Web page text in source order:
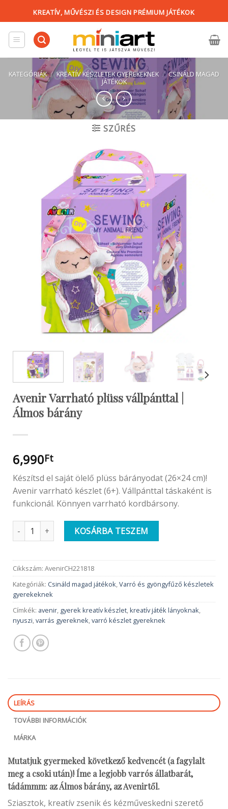
content
KREATÍV, MŰVÉSZI ÉS DESIGN PRÉMIUM JÁTÉKOK
KATEGÓRIÁK / KREATÍV KÉSZLETEK GYEREKEKNEK / CSINÁLD MAGAD
JÁTÉKOK
SZŰRÉS
Avenir Varrható plüss vállpánttal |
Álmos bárány
6,990Ft
Készítsd el saját ölelő plüss bárányodat (26×24 cm)!
Avenir varrható készlet (6+). Vállpánttal táskaként is
funkcionál. Könnyen varrható kordbársony.
Avenir Varrható plüss vállpánttal | Álmos bárány mennyiség
KOSÁRBA TESZEM
Cikkszám: AvenirCH221818
Kategóriák: Csináld magad játékok,Varró és gyöngyfűző készletek
gyerekeknek
Címkék: avenir, gyerek kreatív készlet,kreatív játék lányoknak,
nyuszi,varrás gyereknek,varró készlet gyereknek
LEÍRÁS
TOVÁBBI INFORMÁCIÓK
MÁRKA
Mutatjuk gyermeked következő kedvencét (a fagylalt
meg a csoki után)! Íme a legjobb varrós állatbarát,
tádámmm: az Álmos bárány, az Avenirtől.
Sziasztok, kreatív zsenik és kézműveskedni szerető